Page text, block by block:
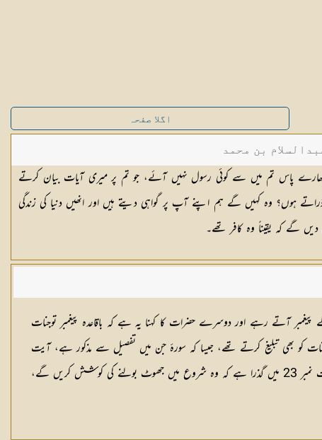
اگلا صفحہ
بن محمد
پاس تم میں سے کوئی رسول نہیں آئے، جو تم پر میری آیات بیان کرتے
ہوں؟ وہ کہیں گے ہم اپنے آپ پر گواہی دیتے ہیں اور انھیں دنیا کی زندگی
گے کہ یقیناً وہ کافر تھے۔
آتے رہے اور دوسرے حضرات کا کہنا یہ ہے کہ باقاعدہ پیغمبر توجنات
کو بھی تبلیغ کرتے تھے، جیسا کہ سورۂ جن میں تفصیل سے مذکور ہے، آیت
کی رو سے دونوں احتمال ممکن ہیں ؛ کیونکہ آیت کا مقصد یہ ہے کہ انسانوں اور جنات دونوں کو تبلیغ کا حق ادا کردیا گیا اور وہ دونوں طرح ممکن ہے۔ 61: پیچھے آیت نمبر 23 میں گذرا ہے کہ وہ شروع میں جھوٹ بولنے کی کوشش کریں گے،